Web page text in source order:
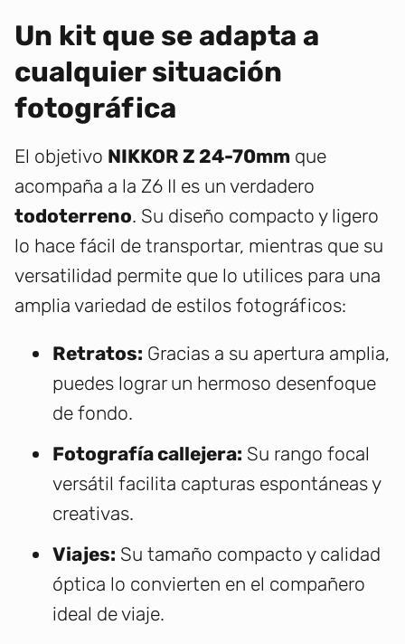
Un kit que se adapta a
cualquier situación
fotográfica
El objetivo NIKKOR Z 24-70mm que
acompaña a la Z6 II es un verdadero
todoterreno. Su diseño compacto y ligero
lo hace fácil de transportar, mientras que su
versatilidad permite que lo utilices para una
amplia variedad de estilos fotográficos:
Retratos: Gracias a su apertura amplia,
puedes lograr un hermoso desenfoque
de fondo.
Fotografía callejera: Su rango focal
versátil facilita capturas espontáneas y
creativas.
Viajes: Su tamaño compacto y calidad
óptica lo convierten en el compañero
ideal de viaje.